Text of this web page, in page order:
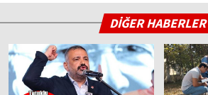
DİĞER HABERLER